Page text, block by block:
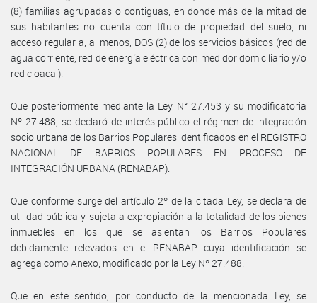
(8) familias agrupadas o contiguas, en donde más de la mitad de
sus habitantes no cuenta con título de propiedad del suelo, ni
acceso regular a, al menos, DOS (2) de los servicios básicos (red de
agua corriente, red de energía eléctrica con medidor domiciliario y/o
red cloacal).
Que posteriormente mediante la Ley N° 27.453 y su modificatoria
Nº 27.488, se declaró de interés público el régimen de integración
socio urbana de los Barrios Populares identificados en el REGISTRO
NACIONAL DE BARRIOS POPULARES EN PROCESO DE
INTEGRACIÓN URBANA (RENABAP).
Que conforme surge del artículo 2º de la citada Ley, se declara de
utilidad pública y sujeta a expropiación a la totalidad de los bienes
inmuebles en los que se asientan los Barrios Populares
debidamente relevados en el RENABAP cuya identificación se
agrega como Anexo, modificado por la Ley Nº 27.488.
Que en este sentido, por conducto de la mencionada Ley, se